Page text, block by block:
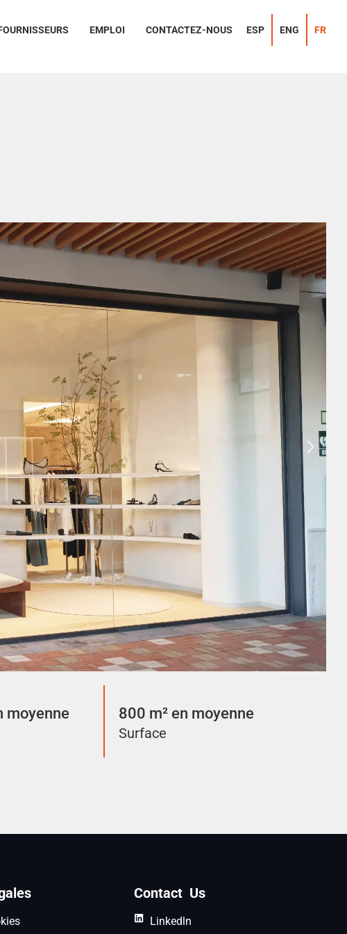
EMPLOI CONTACTEZ-NOUS ESP ENG FR
moyenne 800 m² en moyenne
Surface
Contact Us
Linkedln